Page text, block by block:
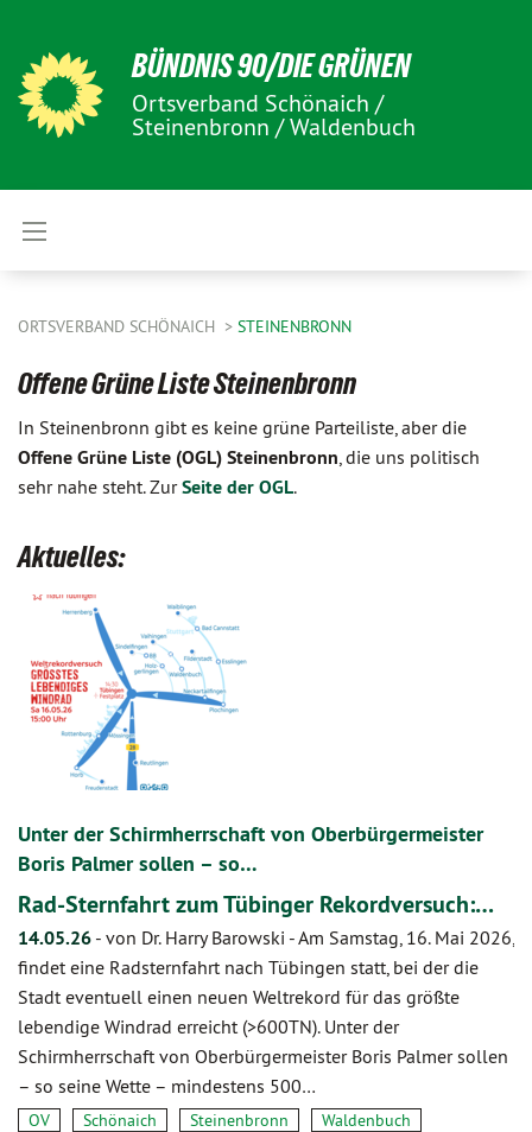
BÜNDNIS 90/DIE GRÜNEN
Ortsverband Schönaich /
Steinenbronn / Waldenbuch
ORTSVERBAND SCHÖNAICH STEINENBRONN
Offene Grüne Liste Steinenbronn
In Steinenbronn gibt es keine grüne Parteiliste, aber die
Offene Grüne Liste (OGL) Steinenbronn, die uns politisch
sehr nahe steht. ZurSeite der OGL.
Aktuelles:
Unter der Schirmherrschaft von Oberbürgermeister
Boris Palmer sollen – so…
Rad-Sternfahrt zum Tübinger Rekordversuch:…
14.05.26 - von Dr. Harry Barowski -Am Samstag, 16. Mai 2026,
findet eine Radsternfahrt nach Tübingen statt, bei der die
Stadt eventuell einen neuen Weltrekord für das größte
lebendige Windrad erreicht (>600TN). Unter der
Schirmherrschaft von Oberbürgermeister Boris Palmer sollen
– so seine Wette – mindestens 500…
OV Schönaich Steinenbronn Waldenbuch